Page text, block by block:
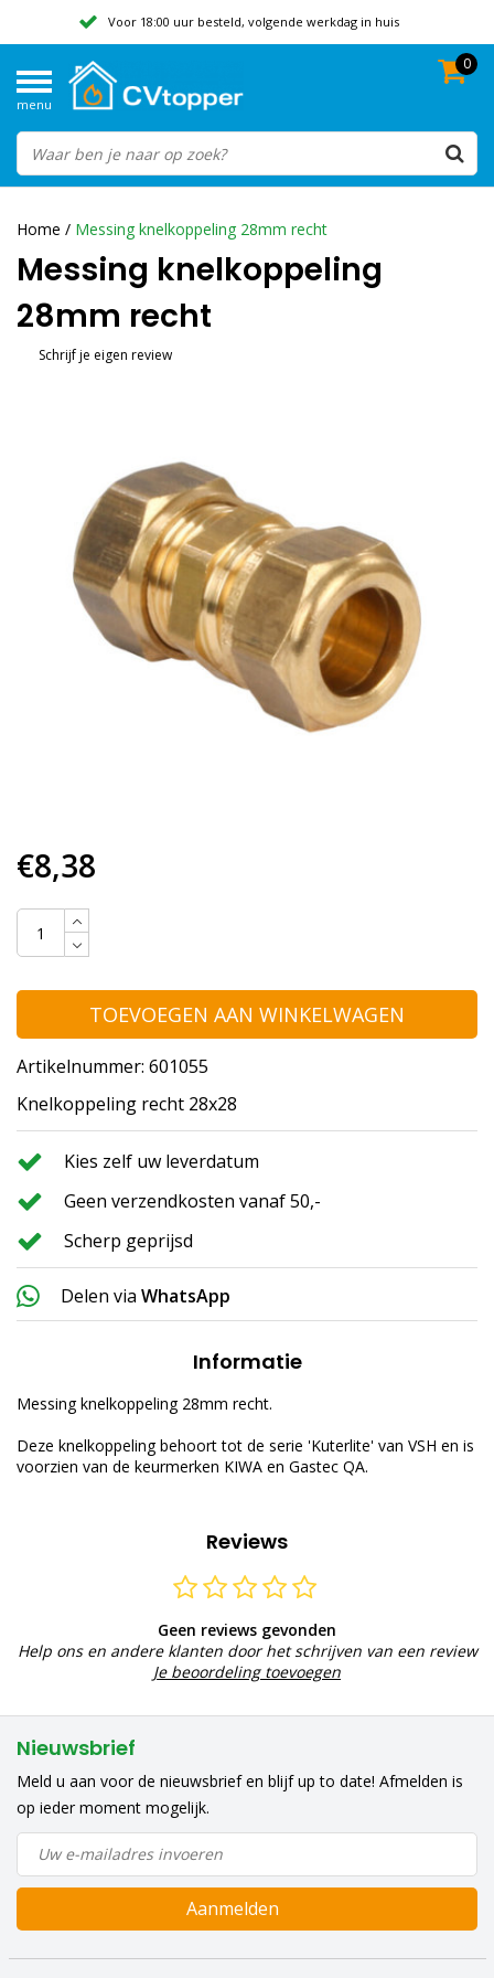
Voor 18:00 uur besteld, volgende werkdag in huis
Beoordeeld met een 9,8
menu
0
Home / Messing knelkoppeling 28mm recht
Messing knelkoppeling
28mm recht
Schrijf je eigen review
€8,38
TOEVOEGEN AAN WINKELWAGEN
Artikelnummer: 601055
Knelkoppeling recht 28x28
Kies zelf uw leverdatum
Geen verzendkosten vanaf 50,-
Scherp geprijsd
Delen via WhatsApp
Informatie
Messing knelkoppeling 28mm recht.
Deze knelkoppeling behoort tot de serie 'Kuterlite' van VSH en is
voorzien van de keurmerken KIWA en Gastec QA.
Reviews
Geen reviews gevonden
Help ons en andere klanten door het schrijven van een review
Je beoordeling toevoegen
Nieuwsbrief
Meld u aan voor de nieuwsbrief en blijf up to date! Afmelden is
op ieder moment mogelijk.
Aanmelden